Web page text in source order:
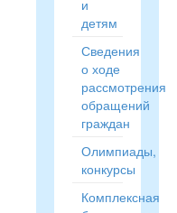
и
детям
Сведения
о ходе
рассмотрения
обращений
граждан
Олимпиады,
конкурсы
Комплексная